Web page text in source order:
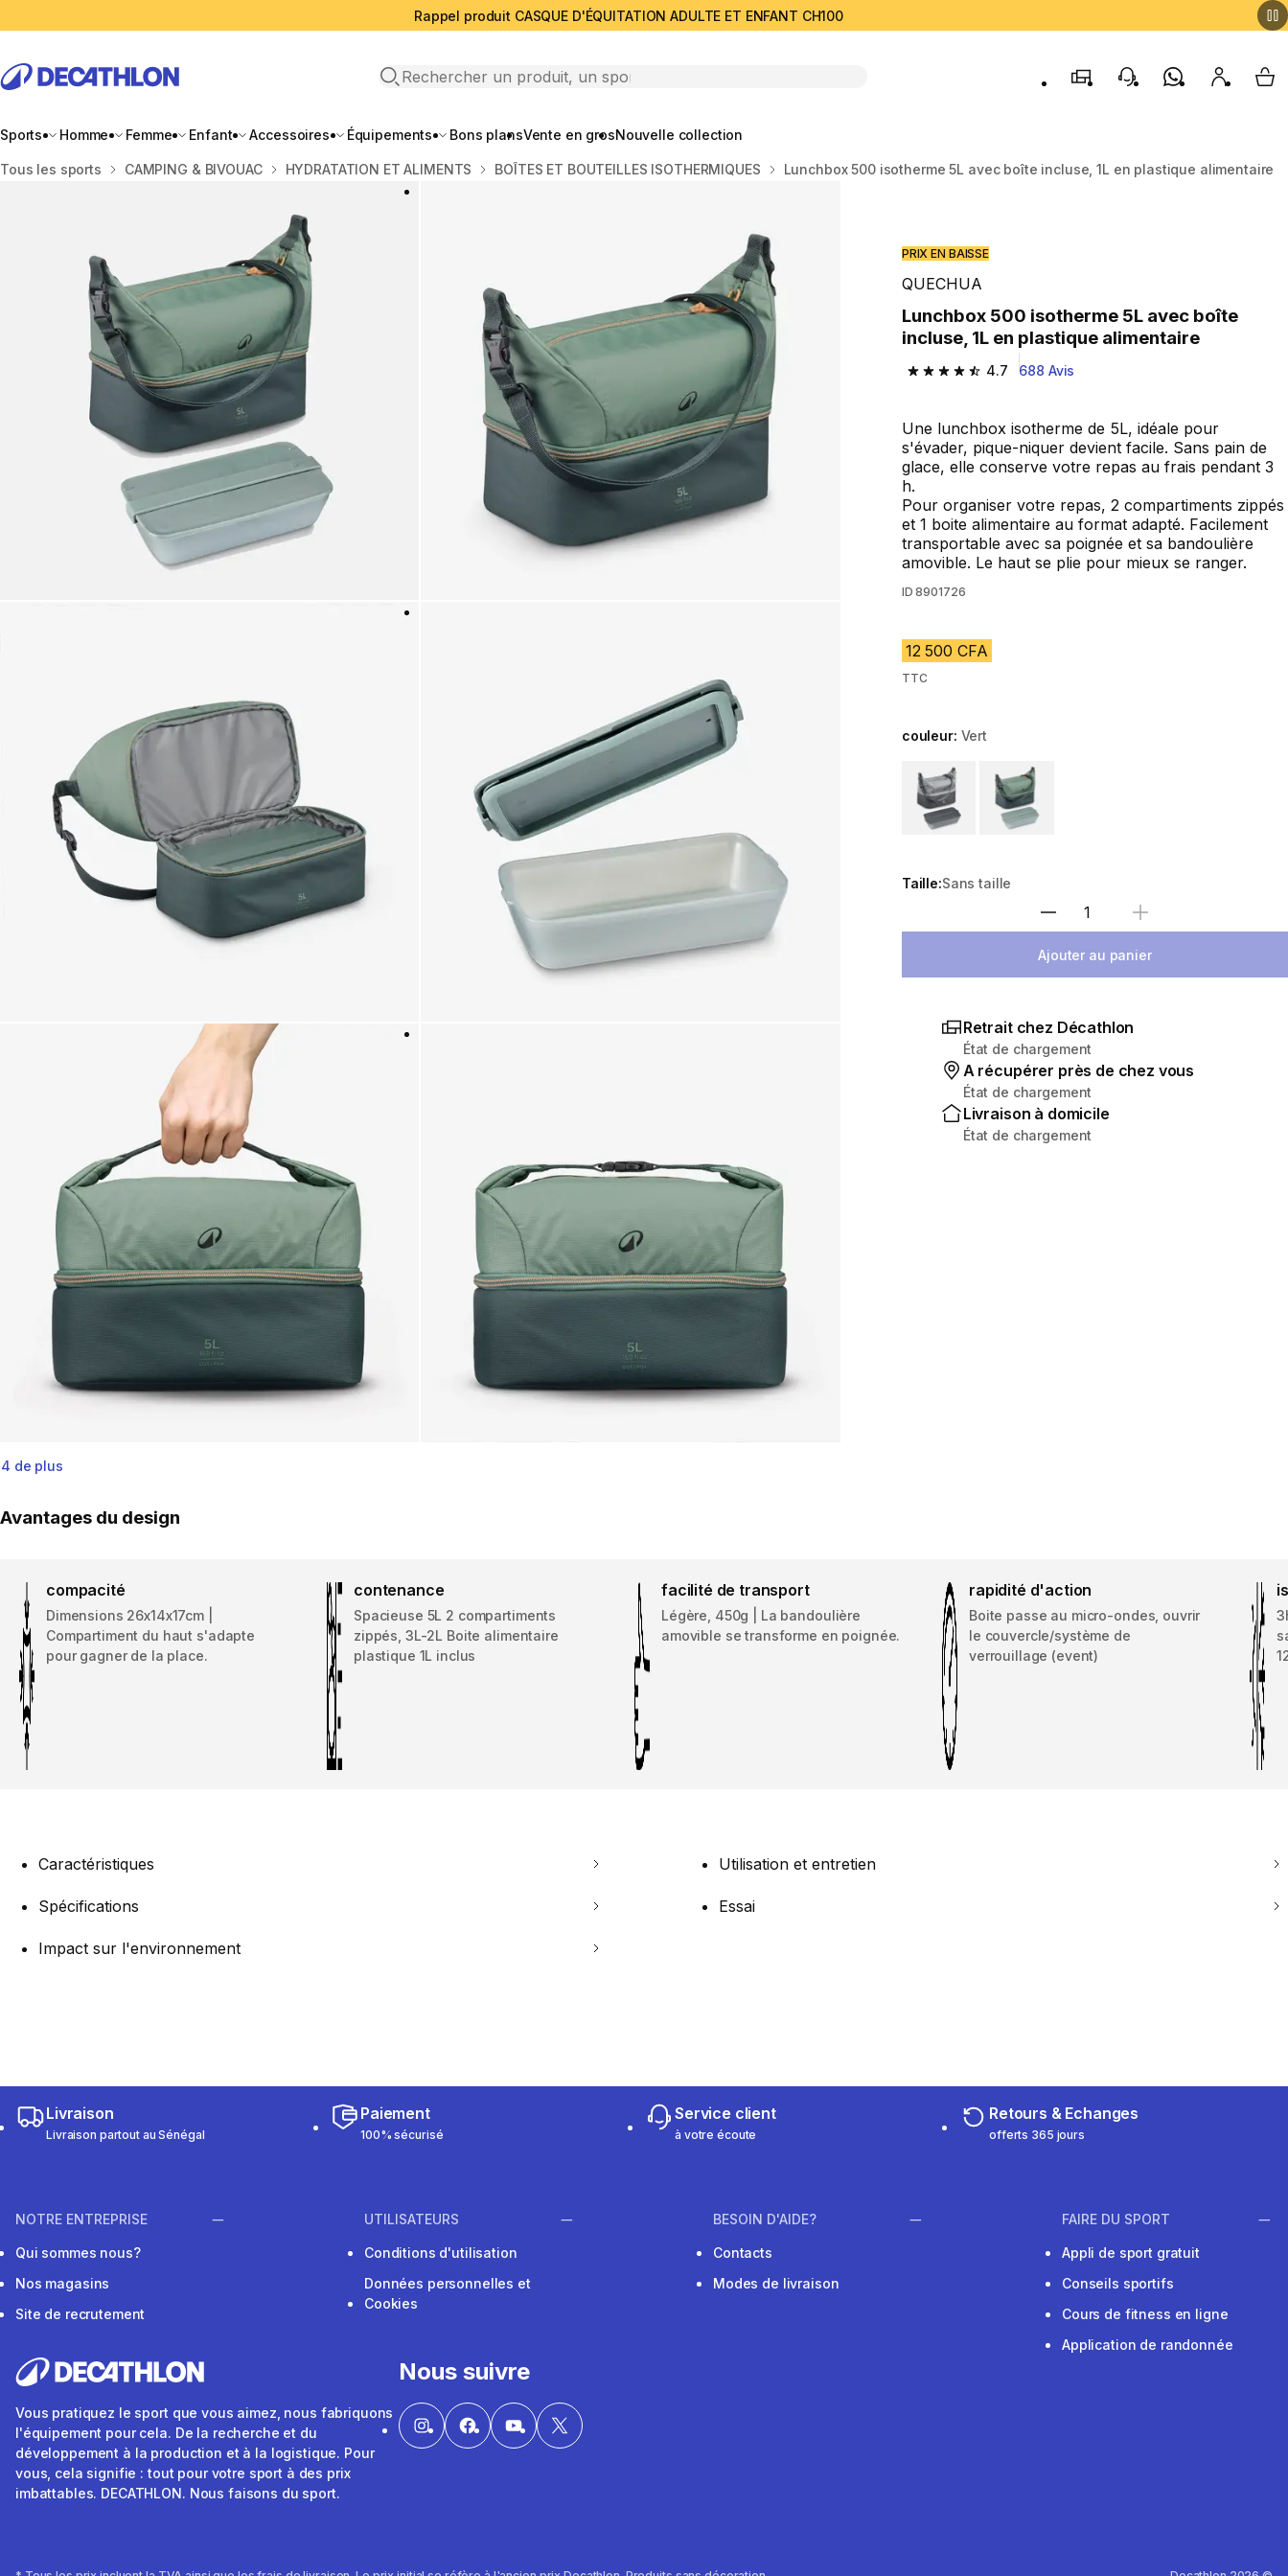
Rappel produit CASQUE D'ÉQUITATION ADULTE ET ENFANT CH100
Open search
MagasinscontactWhatsappMon My
Sports Homme Femme Enfant Accessoires Équipements Bons plansVente en grosNouvelle collection
Accueil
Tous les sports CAMPING & BIVOUAC HYDRATATION ET ALIMENTS BOÎTES ET BOUTEILLES ISOTHERMIQUES Lunchbox 500 isotherme 5L avec boîte incluse, 1L en plastique alimentaire
4 de plus
PRIX EN BAISSE
QUECHUA
Lunchbox 500 isotherme 5L avec boîte
incluse, 1L en plastique alimentaire
4.7
4.7 out of 5 stars from 688 reviews
688 Avis
Une lunchbox isotherme de 5L, idéale pour
s'évader, pique-niquer devient facile. Sans pain de
glace, elle conserve votre repas au frais pendant 3
h.
Pour organiser votre repas, 2 compartiments zippés
et 1 boite alimentaire au format adapté. Facilement
transportable avec sa poignée et sa bandoulière
amovible. Le haut se plie pour mieux se ranger.
ID 8901726
12 500 CFA
TTC
couleur: Vert
Choose a variant
Taille:Sans taille
Choisir une quantité
Ajouter au panier
Retrait chez Décathlon
État de chargement
A récupérer près de chez vous
État de chargement
Livraison à domicile
État de chargement
Avantages du design
compacité
Dimensions 26x14x17cm |
Compartiment du haut s'adapte
pour gagner de la place.
contenance
Spacieuse 5L 2 compartiments
zippés, 3L-2L Boite alimentaire
plastique 1L inclus
facilité de transport
Légère, 450g | La bandoulière
amovible se transforme en poignée.
rapidité d'action
Boite passe au micro-ondes, ouvrir
le couvercle/système de
verrouillage (event)
Caractéristiques Utilisation et entretien
Spécifications Essai
Impact sur l'environnement
Livraison
Livraison partout au Sénégal
Paiement
100% sécurisé
Service client
à votre écoute
Retours & Echanges
offerts 365 jours
NOTRE ENTREPRISE
Qui sommes nous?
Nos magasins
Site de recrutement
UTILISATEURS
Conditions d'utilisation
Données personnelles et
Cookies
BESOIN D'AIDE?
Contacts
Modes de livraison
FAIRE DU SPORT
Appli de sport gratuit
Conseils sportifs
Cours de fitness en ligne
Application de randonnée
Vous pratiquez le sport que vous aimez, nous fabriquons
l'équipement pour cela. De la recherche et du
développement à la production et à la logistique. Pour
vous, cela signifie : tout pour votre sport à des prix
imbattables. DECATHLON. Nous faisons du sport.
Nous suivre